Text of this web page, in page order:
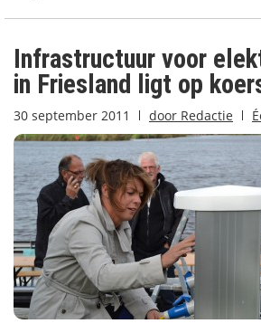
Infrastructuur voor
in Friesland ligt op
30 september 2011 door Redactie